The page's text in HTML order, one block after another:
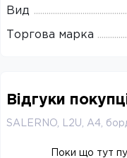
Вид
Торгова марка
Відгуки
SALERNO, L2U, A4,
Поки що тут